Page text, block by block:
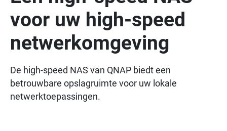
voor uw high-speed
netwerkomgeving
De high-speed NAS van QNAP biedt een
betrouwbare opslagruimte voor uw lokale
netwerktoepassingen.